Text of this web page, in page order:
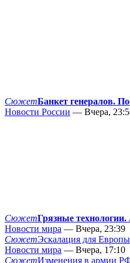
СюжетБанкет генералов.
Новости России — Вчера,
СюжетГрязные
Новости мира — Вчера, 23:39
СюжетЭскалация для
Новости мира — Вчера, 17:10
СюжетИзменения в армии